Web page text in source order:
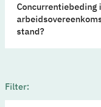
Concurrentiebeding
stand?
Filter: